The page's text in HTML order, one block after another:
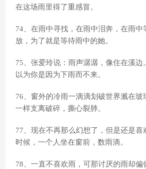
在这场雨里得了重感冒。
74、在雨中寻找，在雨中泪奔，在雨中
放，为了就是等待雨中的她。
75、张爱玲说：雨声潺潺，像住在溪边
以为你是因为下雨而不来。
76、窗外的冷雨一滴滴划破世界溅在玻
一样支离破碎，撕心裂肺。
77、现在不再那么幻想了，但是还是喜
时候，一个人坐在窗前，数雨滴。
78、一直不喜欢雨，可那讨厌的雨却偏